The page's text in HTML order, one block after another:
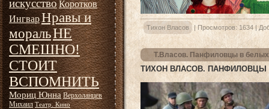
искусствоКоротков
ИнгварНравы и
моральНЕ
СМЕШНО!
СТОИТ
ВСПОМНИТЬ
Мориц Юнна Верхоланцев
Михаил Театр. Кино
Тихон Власов |Просмотров: 1634 |
Т.Власов. Панфиловцы в
ТИХОН ВЛАСОВ.